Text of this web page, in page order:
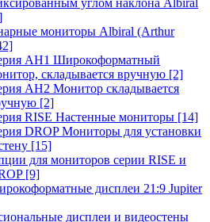
углом наклона Albiral
мониторы Albiral (Arthur
AH1 Широкоформатный
складывается вручную [2]
AH2 Монитор складывается
[2]
RISE Настенные мониторы [14]
DROP Мониторы для установки
[15]
для мониторов серии RISE и
[9]
дисплеи 21:9 Jupiter
дисплеи и видеостены